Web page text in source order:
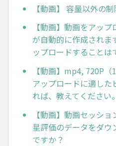
【動画】 容量以外の
【動画】動画をアッ
が自動的に作成されま
ップロードすることは
【動画】mp4, 720P（
アップロードに適した
れば、教えてください。
【動画】動画セッシ
星評価のデータをダ
ですか？